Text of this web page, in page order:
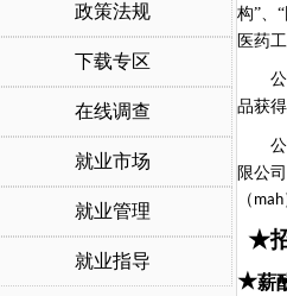
政策法规
下载专区
在线调查
就业市场
就业管理
就业指导
构”、
医药
品获
限公
（ mah
★
★薪